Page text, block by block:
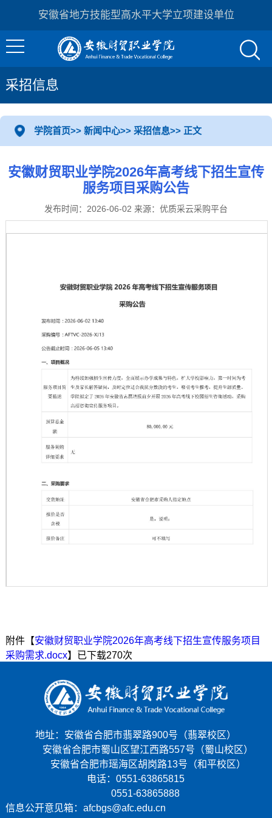
安徽省地方技能型高水平大学立项建设单位
采招信息
学院首页>> 新闻中心>> 采招信息>> 正文
安徽财贸职业学院2026年高考线下招生宣传
服务项目采购公告
发布时间：2026-06-02 来源：优质采云采购平台
附件【安徽财贸职业学院2026年高考线下招生宣传服务项目
采购需求.docx】已下载270次
地址：安徽省合肥市翡翠路900号（翡翠校区）
安徽省合肥市蜀山区望江西路557号（蜀山校区）
安徽省合肥市瑶海区胡岗路13号（和平校区）
电话：0551-63865815
0551-63865888
信息公开意见箱：afcbgs@afc.edu.cn